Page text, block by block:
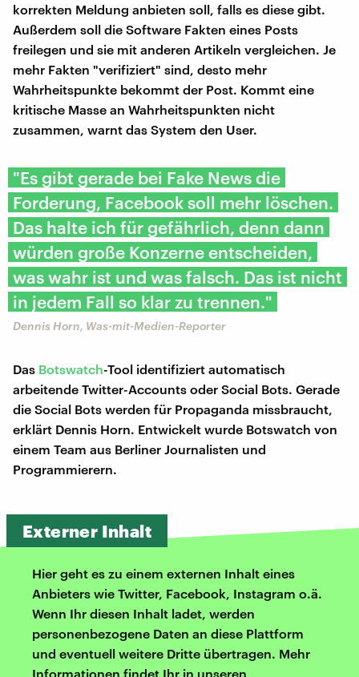
korrekten Meldung anbieten soll, falls es diese gibt.
Außerdem soll die Software Fakten eines Posts
freilegen und sie mit anderen Artikeln vergleichen. Je
mehr Fakten "verifiziert" sind, desto mehr
Wahrheitspunkte bekommt der Post. Kommt eine
kritische Masse an Wahrheitspunkten nicht
zusammen, warnt das System den User.
"Es gibt gerade bei Fake News die
Forderung, Facebook soll mehr löschen.
Das halte ich für gefährlich, denn dann
würden große Konzerne entscheiden,
was wahr ist und was falsch. Das ist nicht
in jedem Fall so klar zu trennen."
Dennis Horn, Was-mit-Medien-Reporter
Das Botswatch-Tool identifiziert automatisch
arbeitende Twitter-Accounts oder Social Bots. Gerade
die Social Bots werden für Propaganda missbraucht,
erklärt Dennis Horn. Entwickelt wurde Botswatch von
einem Team aus Berliner Journalisten und
Programmierern.
Externer Inhalt
Hier geht es zu einem externen Inhalt eines
Anbieters wie Twitter, Facebook, Instagram o.ä.
Wenn Ihr diesen Inhalt ladet, werden
personenbezogene Daten an diese Plattform
und eventuell weitere Dritte übertragen. Mehr
Informationen findet Ihr in unseren